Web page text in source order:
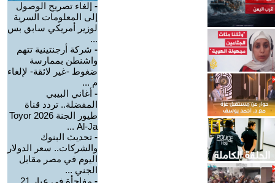
- إلغاء تصريح الوصول
إلى المعلومات السرية
لوزير أمريكي سابق بس
...
- شركة أرجنتينية تتهم
واشنطن بممارسة
ضغوط -غير لائقة- لإلغاء
م ...
- أغاني البيبي
المفضلة.. تردد قناة
طيور الجنة 2026 Toyor
Al-Ja ...
- تحديث البنوك
والشركات.. سعر الدولار
اليوم في مصر مقابل
الجني ...
-
مفاجأة في عيار 21